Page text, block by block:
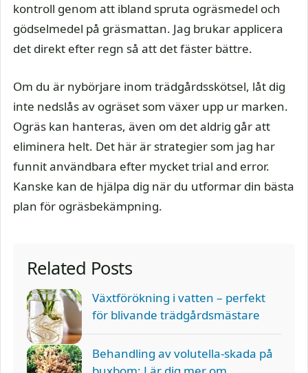
kontroll genom att ibland spruta ogräsmedel och
gödselmedel på gräsmattan. Jag brukar applicera
det direkt efter regn så att det fäster bättre.
Om du är nybörjare inom trädgårdsskötsel, låt dig
inte nedslås av ogräset som växer upp ur marken.
Ogräs kan hanteras, även om det aldrig går att
eliminera helt. Det här är strategier som jag har
funnit användbara efter mycket trial and error.
Kanske kan de hjälpa dig när du utformar din bästa
plan för ogräsbekämpning.
Related Posts
Växtförökning i vatten – perfekt
för blivande trädgårdsmästare
Behandling av volutella-skada på